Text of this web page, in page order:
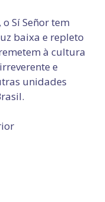
Sí Señor tem
baixa e repleto
à cultura
e
unidades